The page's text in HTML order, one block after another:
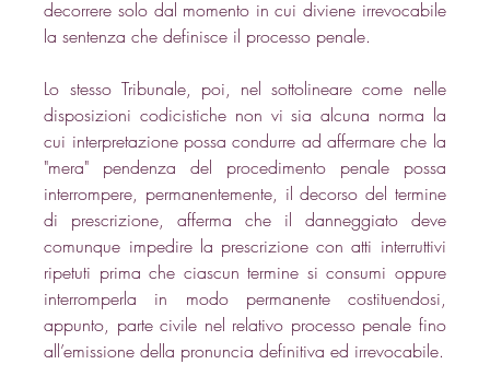
decorrere solo dal momento in cui diviene irrevocabile
la sentenza che definisce il processo penale.
Lo stesso Tribunale, poi, nel sottolineare come nelle
disposizioni codicistiche non vi sia alcuna norma la
cui interpretazione possa condurre ad affermare che la
"mera" pendenza del procedimento penale possa
interrompere, permanentemente, il decorso del termine
di prescrizione, afferma che il danneggiato deve
comunque impedire la prescrizione con atti interruttivi
ripetuti prima che ciascun termine si consumi oppure
interromperla in modo permanente costituendosi,
appunto, parte civile nel relativo processo penale fino
all’emissione della pronuncia definitiva ed irrevocabile.